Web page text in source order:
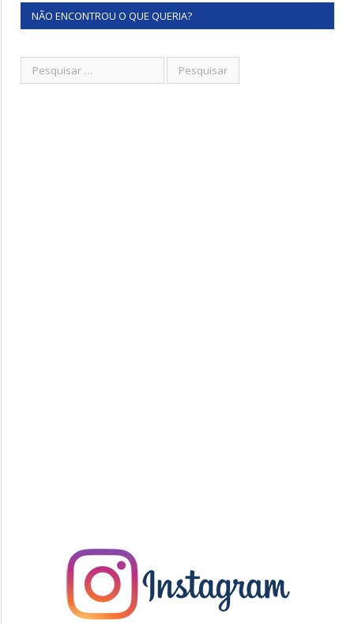
NÃO ENCONTROU O QUE QUERIA?